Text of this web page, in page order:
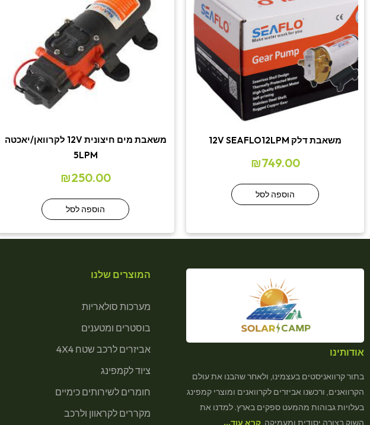
משאבת דלק 12V SEAFLO12LPM
₪749.00
הוספה לסל
משאבת מים חיצונית 12V לקרוואן/יאכטה
5LPM
₪250.00
הוספה לסל
אודותינו
בתור קרוואניסטים בעצמינו, ולאחר שהבנו את עולם
הקרוואנים, ורכשנו אביזרים לקרוואנים ומוצרי קמפינג
בעלויות גבוהות מהמעט ספקים בארץ. למדנו את
השוק בצורה יסודית ומעמיקה, קרא עוד…
המוצרים שלנו
מערכות סולאריות
בוסטרים ומטענים
אביזרים לרכב שטח 4X4
ציוד לקמפינג
חומרים לשירותים כימיים
מקררים לקראוון ולרכב